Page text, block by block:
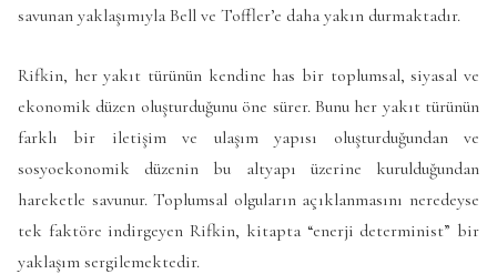
savunan yaklaşımıyla Bell ve Toffler’e daha yakın durmaktadır.
Rifkin, her yakıt türünün kendine has bir toplumsal, siyasal ve
ekonomik düzen oluşturduğunu öne sürer. Bunu her yakıt türünün
farklı bir iletişim ve ulaşım yapısı oluşturduğundan ve
sosyoekonomik düzenin bu altyapı üzerine kurulduğundan
hareketle savunur. Toplumsal olguların açıklanmasını neredeyse
tek faktöre indirgeyen Rifkin, kitapta “enerji determinist” bir
yaklaşım sergilemektedir.